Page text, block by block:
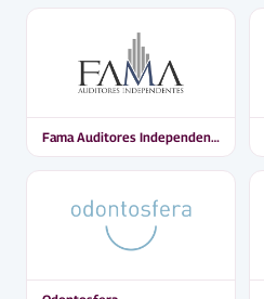
Fama Auditores Independentes